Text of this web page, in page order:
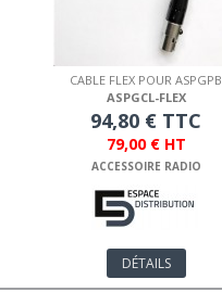
CABLE FLEX POUR ASPGPB
ASPGCL-FLEX
94,80 € TTC
79,00 € HT
ACCESSOIRE RADIO
DÉTAILS